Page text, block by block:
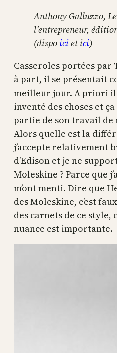
Anthony Galluzzo,
l’entrepreneur,
(dispo iciet ici)
Casseroles portées par
à part, il se présentait
meilleur jour. A priori il
inventé des choses et
partie de son travail de
Alors quelle est la
j’accepte relativement
d’Edison et je ne
Moleskine ? Parce que
m’ont menti. Dire que
des Moleskine, c’est
des carnets de ce style,
nuance est importante.